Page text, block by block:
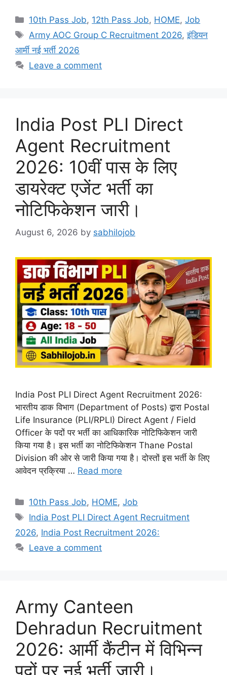
Categories
10th Pass Job, 12th Pass Job, HOME,Job
Tags
Army AOC Group C Recruitment 2026,इंडियन
आर्मी नई भर्ती 2026
Leave a comment
India Post PLI Direct
Agent Recruitment
2026: 10वीं पास के लिए
डायरेक्ट एजेंट भर्ती का
नोटिफिकेशन जारी।
August 6, 2026 by sabhilojob
India Post PLI Direct Agent Recruitment 2026:
भारतीय डाक विभाग (Department of Posts) द्वारा Postal
Life Insurance (PLI/RPLI) Direct Agent / Field
Officer के पदों पर भर्ती का आधिकारिक नोटिफिकेशन जारी
किया गया है। इस भर्ती का नोटिफिकेशन Thane Postal
Division की ओर से जारी किया गया है। दोस्तों इस भर्ती के लिए
आवेदन प्रक्रिया … Read more
Categories
10th Pass Job, HOME,Job
Tags
India Post PLI Direct Agent Recruitment
2026, India Post Recruitment 2026:
Leave a comment
Army Canteen
Dehradun Recruitment
2026: आर्मी कैंटीन में विभिन्न
पदों पर नई भर्ती जारी।